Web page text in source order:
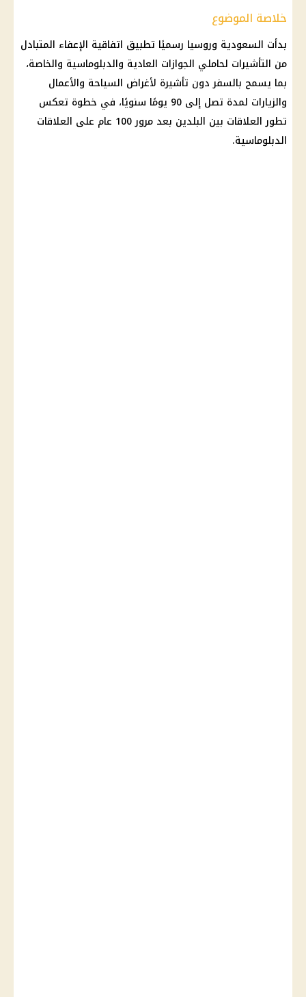
خلاصة الموضوع
بدأت السعودية وروسيا رسميًا تطبيق اتفاقية الإعفاء المتبادل
من التأشيرات لحاملي الجوازات العادية والدبلوماسية والخاصة،
بما يسمح بالسفر دون تأشيرة لأغراض السياحة والأعمال
والزيارات لمدة تصل إلى 90 يومًا سنويًا، في خطوة تعكس
تطور العلاقات بين البلدين بعد مرور 100 عام على العلاقات
الدبلوماسية.